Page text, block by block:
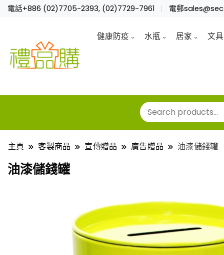
電話+886 (02)7705-2393, (02)7729-7961 電郵
健康防疫 水瓶 居家 文具
主頁 客製商品 宣傳贈品 廣告贈品 油漆儲錢罐
油漆儲錢罐